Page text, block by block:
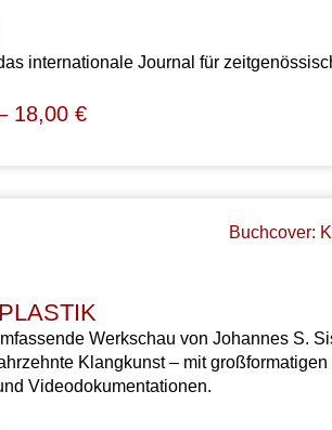
internationale Journal für
18,00 €
Werkschau von Johannes S.
Klangkunst – mit
Videodokumentationen.